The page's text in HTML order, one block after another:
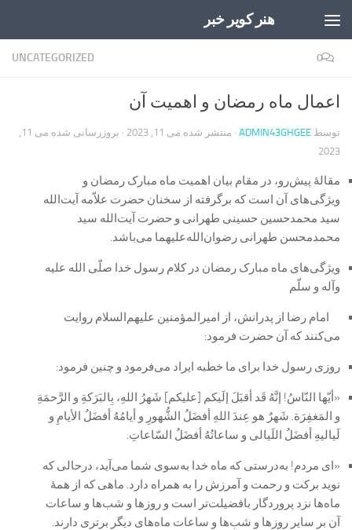
هنر کویر خبر
UNCATEGORIZED 0
اعمال ماه رمضان و اهمیت آن
توسط ADMIN43GHGEE · منتشر شده می 11, 2023 · بروزرسانی شده
می 11,
2023
مقالۀ پیش‌رو، در مقام بیان اهمیت ماه مبارک رمضان و
ویژگی‌های آن است که برگرفته از سخنان حضرت علاّمه آیت‌الله
سید محمدحسین حسینی طهرانی و حضرت آیت‌الله سید
محمدمحسن طهرانی رضوان‌الله‌علیهما می‌باشد.
ویژگی‌های ماه مبارک رمضان در کلام رسول خدا صلّی الله علیه
وآله و سلّم
امام رضا از پدرانش، از امیرالمؤمنین علیهم‌السلام روایت
می‌کنند که آن حضرت فرمود:
روزی رسول خدا برای ما خطبه ایراد می‌فرمود و چنین فرمود:
«أیّها النّاسُ! إنَّهُ قَد أقبَلَ إلَیکم [علیکم] شَهرُ اللهِ، بِالبَرَکةِ و الرَّحمَةِ
و المَغفِرَة. شَهرٌ هو عِندَ اللهِ أفضَلُ الشُّهورِ و أیامُهُ أفضَلُ الأیامِ و
لَیالیهِ أفضَلُ اللَیالی و ساعاتُهُ أفضَلُ السّاعاتِ.
«ای مردم! به‌درستی که ماه خدا به‌سوی شما می‌آید، درحالی که
نوید برکت و رحمت و آمرزش را به همراه دارد. ماهی که از همۀ
ماه‌ها نزد پروردگار بافضیلت‌تر است و روزها و شب‌ها و ساعات
آن بر سایر روزها و شب‌ها و ساعات ماه‌های دیگر برتری دارند.